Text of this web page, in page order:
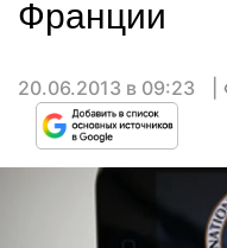
Франции
20.06.2013 в 09:23